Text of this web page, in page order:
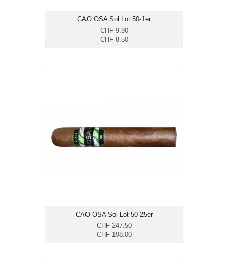
CAO OSA Sol Lot 50-1er
CHF 9.90
CHF 8.50
CAO OSA Sol Lot 50-25er
CHF 247.50
CHF 198.00
Ringmass: 50
Länge: 12.7
mittelkräftig